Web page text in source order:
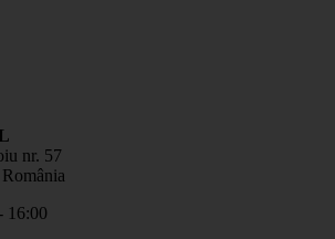
nr. 57
16:00